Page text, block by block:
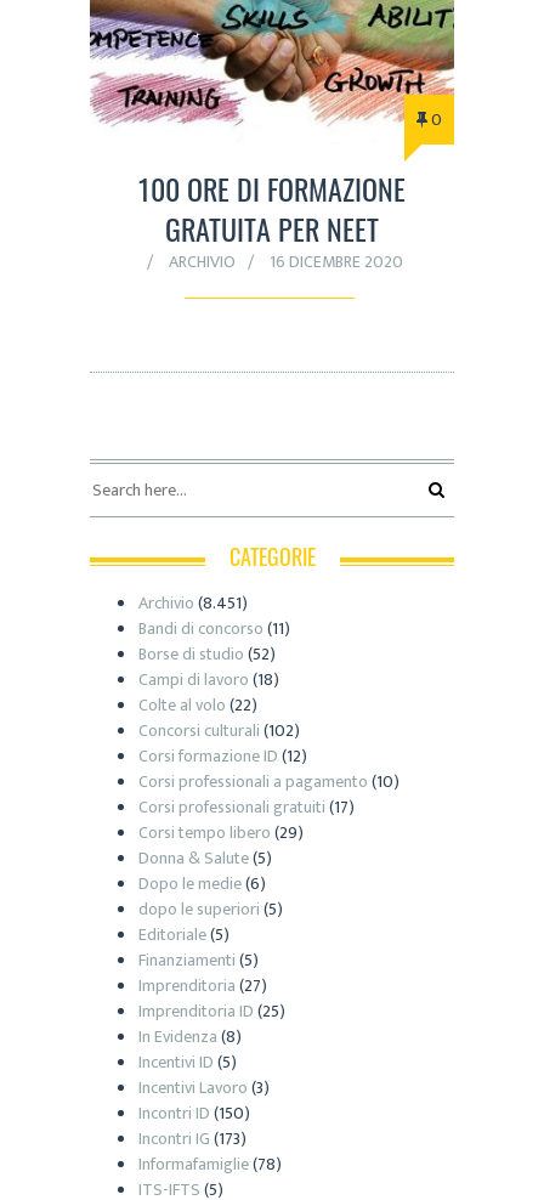
0
100 ORE DI FORMAZIONE
GRATUITA PER NEET
ARCHIVIO 16 DICEMBRE 2020
CATEGORIE
Archivio(8.451)
Bandi di concorso(11)
Borse di studio(52)
Campi di lavoro(18)
Colte al volo(22)
Concorsi culturali(102)
Corsi formazione ID(12)
Corsi professionali a pagamento(10)
Corsi professionali gratuiti(17)
Corsi tempo libero(29)
Donna & Salute(5)
Dopo le medie(6)
dopo le superiori(5)
Editoriale(5)
Finanziamenti(5)
Imprenditoria(27)
Imprenditoria ID(25)
In Evidenza(8)
Incentivi ID(5)
Incentivi Lavoro(3)
Incontri ID(150)
Incontri IG(173)
Informafamiglie(78)
ITS-IFTS(5)